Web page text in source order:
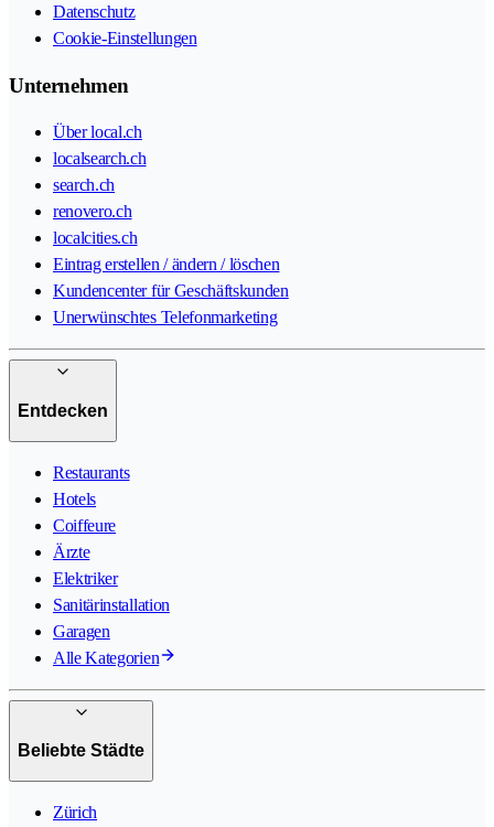
Datenschutz
Cookie-Einstellungen
Unternehmen
Über local.ch
localsearch.ch
search.ch
renovero.ch
localcities.ch
Eintrag erstellen / ändern / löschen
Kundencenter für Geschäftskunden
Unerwünschtes Telefonmarketing
Entdecken
Restaurants
Hotels
Coiffeure
Ärzte
Elektriker
Sanitärinstallation
Garagen
Alle Kategorien
Beliebte Städte
Zürich